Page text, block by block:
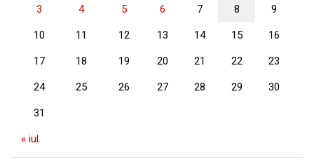
3 4 5 6 7 8 9
10 11 12 13 14 15 16
17 18 19 20 21 22 23
24 25 26 27 28 29 30
31
« iul.